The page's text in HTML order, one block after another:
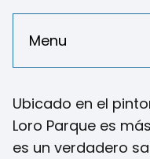
Menu
Ubicado en el
Loro Parque es
es un verdadero